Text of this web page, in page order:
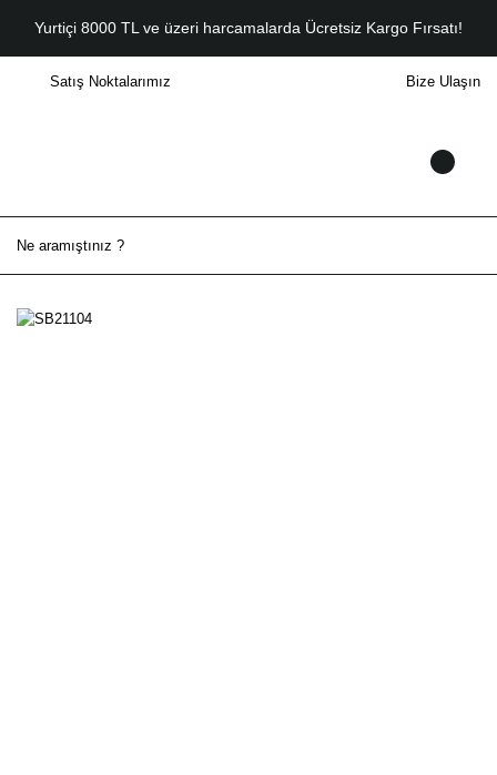
Yurtiçi 8000 TL ve üzeri harcamalarda Ücretsiz Kargo Fırsatı!
Satış Noktalarımız Bize Ulaşın